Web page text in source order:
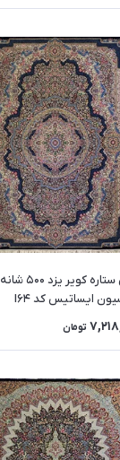
فرش ستاره کویر یزد 500 شانه
کلکسیون ایساتیس کد I64
متنوع)
تومان